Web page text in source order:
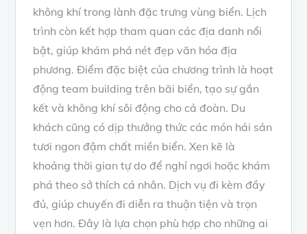
không khí trong lành đặc trưng vùng biển. Lịch
trình còn kết hợp tham quan các địa danh nổi
bật, giúp khám phá nét đẹp văn hóa địa
phương. Điểm đặc biệt của chương trình là hoạt
động team building trên bãi biển, tạo sự gắn
kết và không khí sôi động cho cả đoàn. Du
khách cũng có dịp thưởng thức các món hải sản
tươi ngon đậm chất miền biển. Xen kẽ là
khoảng thời gian tự do để nghỉ ngơi hoặc khám
phá theo sở thích cá nhân. Dịch vụ đi kèm đầy
đủ, giúp chuyến đi diễn ra thuận tiện và trọn
vẹn hơn. Đây là lựa chọn phù hợp cho những ai